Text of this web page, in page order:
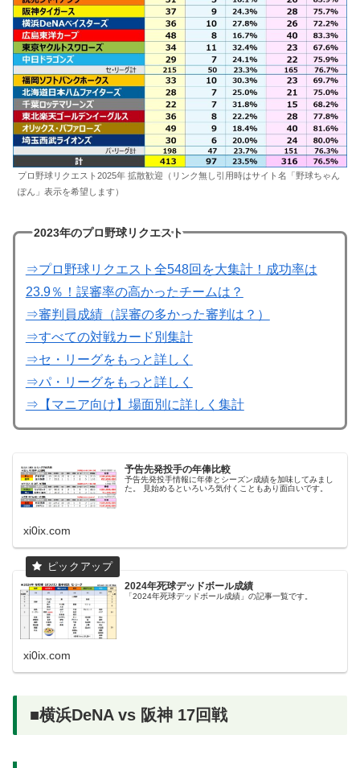
プロ野球リクエスト2025年 拡散歓迎（リンク無し引用時はサイト名「野球ちゃん
ぽん」表示を希望します）
2023年のプロ野球リクエスト
⇒プロ野球リクエスト全548回を大集計！成功率は
23.9％！誤審率の高かったチームは？
⇒審判員成績（誤審の多かった審判は？）
⇒すべての対戦カード別集計
⇒セ・リーグをもっと詳しく
⇒パ・リーグをもっと詳しく
⇒【マニア向け】場面別に詳しく集計
予告先発投手の年俸比較
予告先発投手情報に年俸とシーズン成績を加味してみまし
た。 見始めるといろいろ気付くこともあり面白いです。
xi0ix.com
2024年死球デッドボール成績
「2024年死球デッドボール成績」の記事一覧です。
xi0ix.com
■横浜DeNA vs 阪神 17回戦